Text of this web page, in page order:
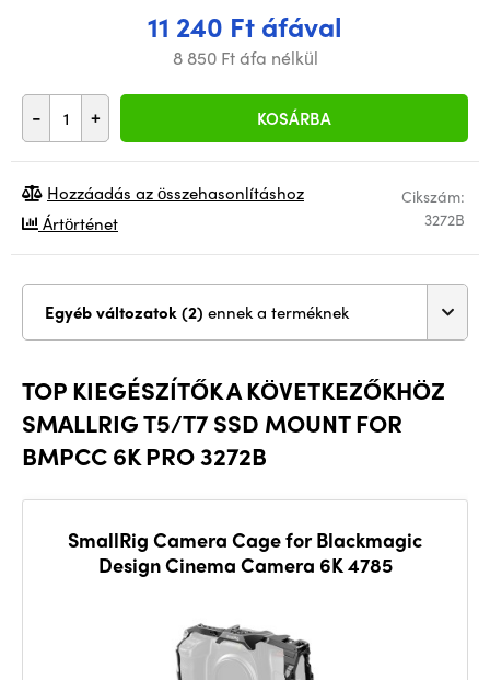
11 240 Ft áfával
8 850 Ft áfa nélkül
- + KOSÁRBA
Cikszám:
3272B
Hozzáadás az összehasonlításhoz
Ártörténet
Egyéb változatok (2) ennek a terméknek
TOP KIEGÉSZÍTŐK A KÖVETKEZŐKHÖZ
SMALLRIG T5/T7 SSD MOUNT FOR
BMPCC 6K PRO 3272B
SmallRig Camera Cage for Blackmagic
Design Cinema Camera 6K 4785